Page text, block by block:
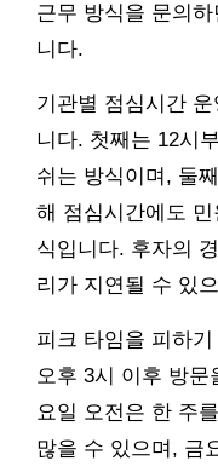
근무 방식을 문의
니다.
기관별 점심시간
니다. 첫째는 12시
쉬는 방식이며, 둘
해 점심시간에도
식입니다. 후자의
리가 지연될 수 있
피크 타임을 피하
오후 3시 이후 방문
요일 오전은 한 주
많을 수 있으며, 금